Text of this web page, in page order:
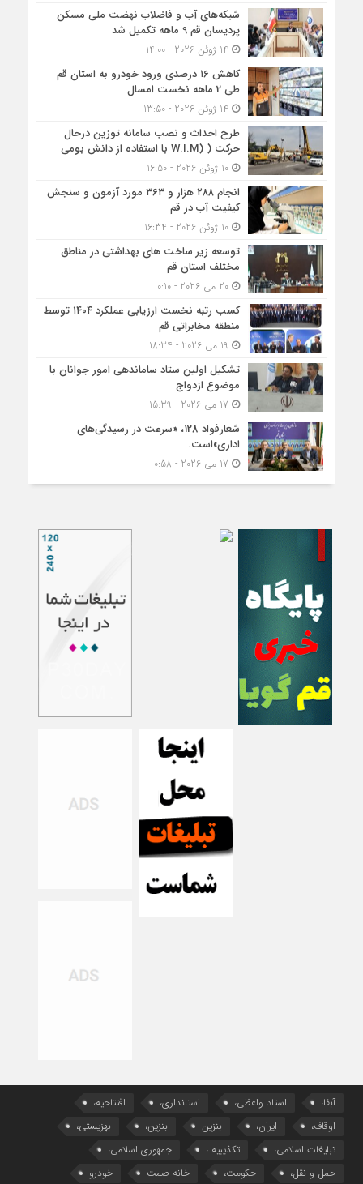
شبكه‌های آب و فاضلاب نهضت ملی مسكن
پردیسان قم 9 ماهه تكمیل شد
کاهش ۱۶ درصدی ورود خودرو به استان قم
طی 2 ماهه نخست امسال
طرح احداث و نصب سامانه توزین درحال
حرکت ( (W.I.M با استفاده از دانش بومی
10 ژوئن 2026 - 16:50
انجام ۲۸۸ هزار و ۳۶۳ مورد آزمون و سنجش
كیفیت آب در قم
10 ژوئن 2026 - 16:34
توسعه زیر ساخت های بهداشتی در مناطق
مختلف استان قم
20 می 2026 - 0:10
کسب رتبه نخست ارزیابی عملکرد ۱۴۰۴ توسط
منطقه مخابراتی قم
تشکیل اولین ستاد ساماندهی امور جوانان با
موضوع ازدواج
شعارفواد 128، «سرعت در رسیدگی‌های
اداری»است.
آبفا، استاد واعظی، استانداری،
افتتاحیه،
اوقاف،
ایران، بنزین بنزین،
بهزیستی،
تبلیغات اسلامی،
تکذیبیه ،
جمهوری اسلامی،
حمل و نقل،
حکومت، خانه صمت خودرو